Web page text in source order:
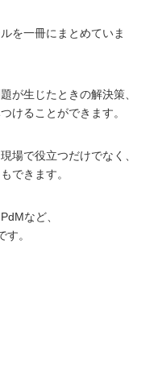
を一冊にまとめていま
が生じたときの解決策、
けることができます。
場で役立つだけでなく、
できます。
など、
。